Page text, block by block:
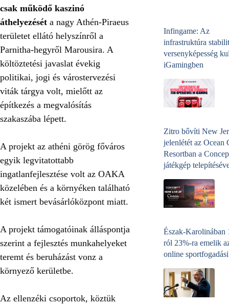
csak működő kaszinó
áthelyezését a nagy Athén-Piraeus
területet ellátó helyszínről a
Parnitha-hegyről Marousira. A
költöztetési javaslat évekig
politikai, jogi és várostervezési
viták tárgya volt, mielőtt az
építkezés a megvalósítás
szakaszába lépett.
A projekt az athéni görög főváros
egyik legvitatottabb
ingatlanfejlesztése volt az OAKA
közelében és a környéken található
két ismert bevásárlóközpont miatt.
A projekt támogatóinak álláspontja
szerint a fejlesztés munkahelyeket
teremt és beruházást vonz a
környező kerületbe.
Az ellenzéki csoportok, köztük
Infingame: Az
infrastruktúra
versenyképesség
iGamingben
Zitro bővíti New
jelenlétét az Ocean
Resortban a
játékgép
Észak-Karolinában
ról 23%-ra emelik
online